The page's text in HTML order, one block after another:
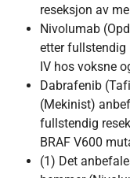
reseksjon av
Nivolumab
etter fullstendig
IV hos voksne
Dabrafenib
(Mekinist)
fullstendig
BRAF V600
(1) Det